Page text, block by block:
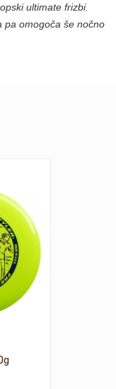
ultimate frizbi.
pa omogoča še nočno